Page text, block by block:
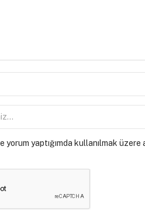
yorum yaptığımda kullanılmak üzere